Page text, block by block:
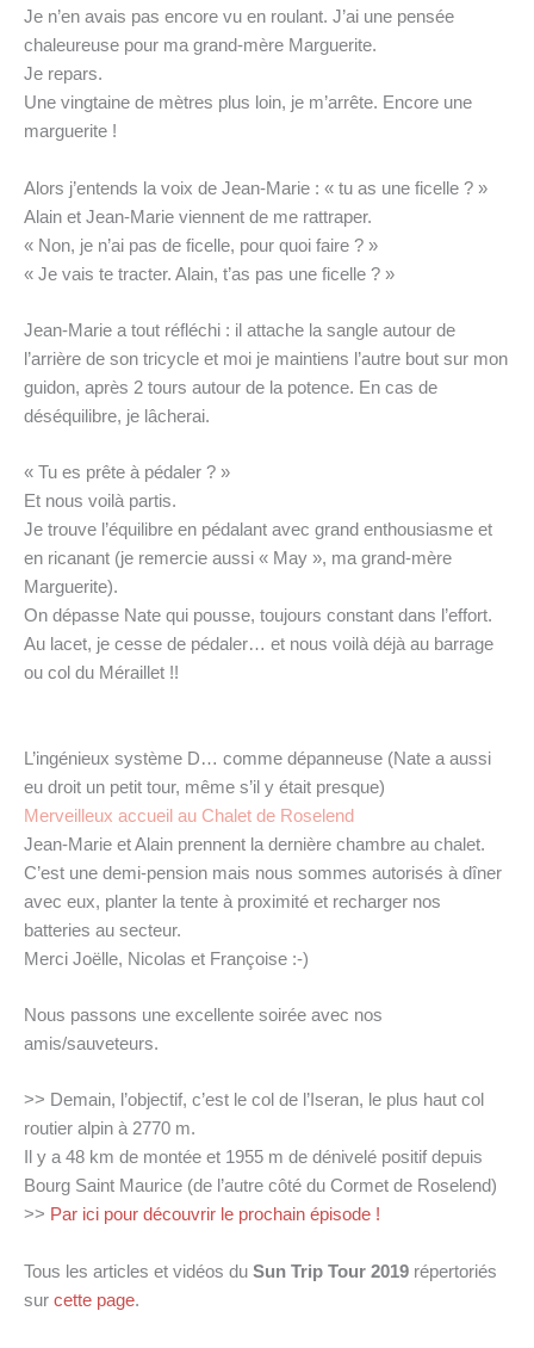
Je n’en avais pas encore vu en roulant. J’ai une pensée
chaleureuse pour ma grand-mère Marguerite.
Je repars.
Une vingtaine de mètres plus loin, je m’arrête. Encore une
marguerite !
Alors j’entends la voix de Jean-Marie : « tu as une ficelle ? »
Alain et Jean-Marie viennent de me rattraper.
« Non, je n’ai pas de ficelle, pour quoi faire ? »
« Je vais te tracter. Alain, t’as pas une ficelle ? »
Jean-Marie a tout réfléchi : il attache la sangle autour de
l’arrière de son tricycle et moi je maintiens l’autre bout sur mon
guidon, après 2 tours autour de la potence. En cas de
déséquilibre, je lâcherai.
« Tu es prête à pédaler ? »
Et nous voilà partis.
Je trouve l’équilibre en pédalant avec grand enthousiasme et
en ricanant (je remercie aussi « May », ma grand-mère
Marguerite).
On dépasse Nate qui pousse, toujours constant dans l’effort.
Au lacet, je cesse de pédaler… et nous voilà déjà au barrage
ou col du Méraillet !!
L’ingénieux système D… comme dépanneuse (Nate a aussi
eu droit un petit tour, même s’il y était presque)
Merveilleux accueil au Chalet de Roselend
Jean-Marie et Alain prennent la dernière chambre au chalet.
C’est une demi-pension mais nous sommes autorisés à dîner
avec eux, planter la tente à proximité et recharger nos
batteries au secteur.
Merci Joëlle, Nicolas et Françoise :-)
Nous passons une excellente soirée avec nos
amis/sauveteurs.
>> Demain, l’objectif, c’est le col de l’Iseran, le plus haut col
routier alpin à 2770 m.
Il y a 48 km de montée et 1955 m de dénivelé positif depuis
Bourg Saint Maurice (de l’autre côté du Cormet de Roselend)
>> Par ici pour découvrir le prochain épisode !
Tous les articles et vidéos du Sun Trip Tour 2019 répertoriés
sur cette page.